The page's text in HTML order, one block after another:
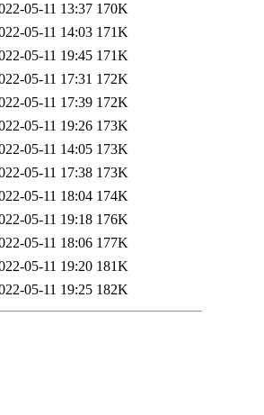
05-11 13:37 170K
05-11 14:03 171K
05-11 19:45 171K
05-11 17:31 172K
05-11 17:39 172K
05-11 19:26 173K
05-11 14:05 173K
05-11 17:38 173K
05-11 18:04 174K
05-11 19:18 176K
05-11 18:06 177K
05-11 19:20 181K
05-11 19:25 182K